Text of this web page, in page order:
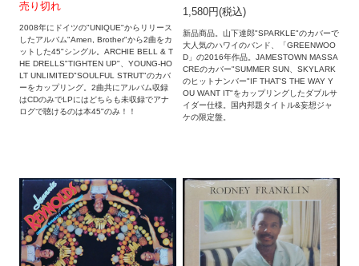
売り切れ
2008年にドイツの"UNIQUE"からリリース
したアルバム"Amen, Brother"から2曲をカ
ットした45"シングル。ARCHIE BELL & T
HE DRELLS"TIGHTEN UP"、YOUNG-HO
LT UNLIMITED"SOULFUL STRUT"のカバ
ーをカップリング。2曲共にアルバム収録
はCDのみでLPにはどちらも未収録でアナ
ログで聴けるのは本45"のみ！！
1,580円(税込)
新品商品。山下達郎"SPARKLE"のカバーで
大人気のハワイのバンド、「GREENWOO
D」の2016年作品。JAMESTOWN MASSA
CREのカバー"SUMMER SUN、SKYLARK
のヒットナンバー"IF THAT'S THE WAY Y
OU WANT IT"をカップリングしたダブルサ
イダー仕様。国内邦題タイトル&妄想ジャ
ケの限定盤。